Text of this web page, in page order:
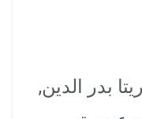
ريتا بدر الدين,